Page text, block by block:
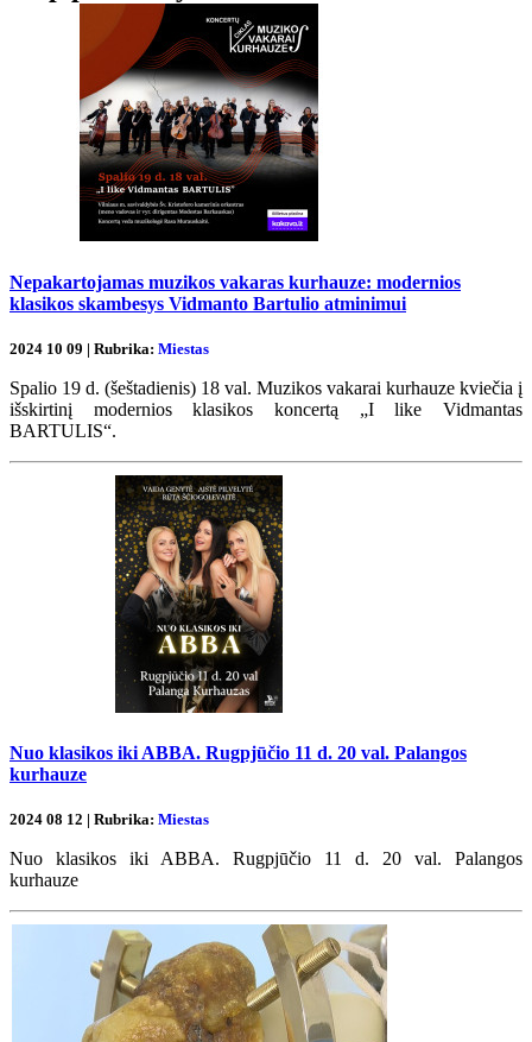
Nepakartojamas muzikos vakaras kurhauze: modernios
klasikos skambesys Vidmanto Bartulio atminimui
2024 10 09 | Rubrika: Miestas
Spalio 19 d. (šeštadienis) 18 val. Muzikos vakarai kurhauze kviečia į
išskirtinį modernios klasikos koncertą „I like Vidmantas
BARTULIS“.
Nuo klasikos iki ABBA. Rugpjūčio 11 d. 20 val. Palangos
kurhauze
2024 08 12 | Rubrika: Miestas
Nuo klasikos iki ABBA. Rugpjūčio 11 d. 20 val. Palangos
kurhauze